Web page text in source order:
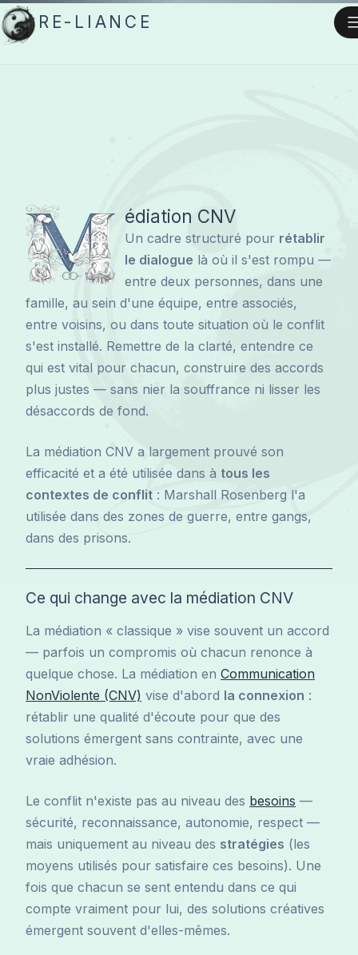
Aller
au
RE-LIANCE
M
édiation CNV
Un cadre structuré pour rétablir
le dialogue là où il s'est rompu —
entre deux personnes, dans une
famille, au sein d'une équipe, entre associés,
entre voisins, ou dans toute situation où le conflit
s'est installé. Remettre de la clarté, entendre ce
qui est vital pour chacun, construire des accords
plus justes — sans nier la souffrance ni lisser les
désaccords de fond.
La médiation CNV a largement prouvé son
efficacité et a été utilisée dans à tous les
contextes de conflit : Marshall Rosenberg l'a
utilisée dans des zones de guerre, entre gangs,
dans des prisons.
Ce qui change avec la médiation CNV
La médiation « classique » vise souvent un accord
— parfois un compromis où chacun renonce à
quelque chose. La médiation en Communication
NonViolente (CNV) vise d'abord la connexion :
rétablir une qualité d'écoute pour que des
solutions émergent sans contrainte, avec une
vraie adhésion.
Le conflit n'existe pas au niveau des besoins —
sécurité, reconnaissance, autonomie, respect —
mais uniquement au niveau des stratégies (les
moyens utilisés pour satisfaire ces besoins). Une
fois que chacun se sent entendu dans ce qui
compte vraiment pour lui, des solutions créatives
émergent souvent d'elles-mêmes.